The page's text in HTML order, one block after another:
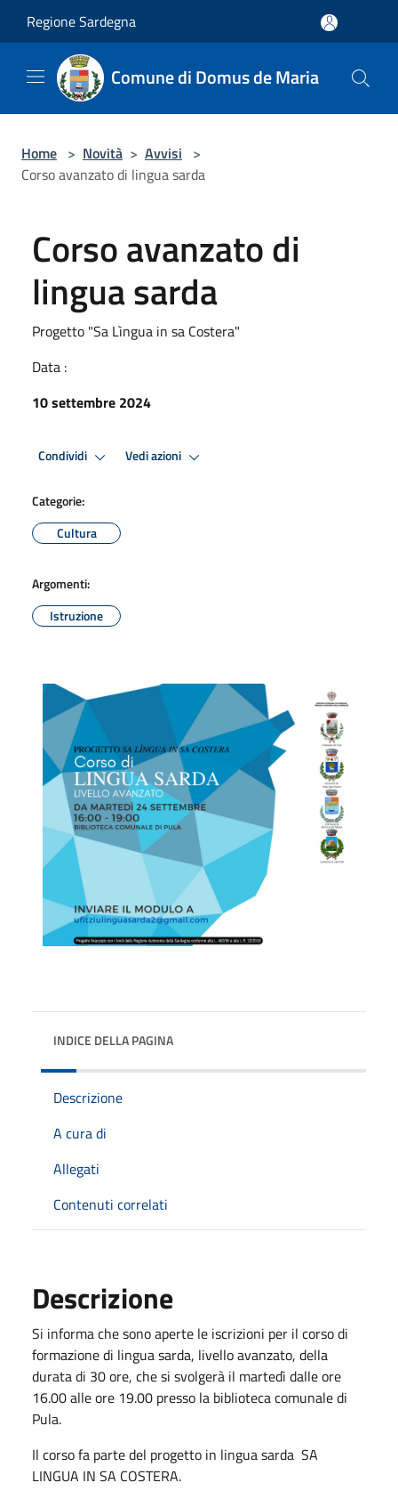
Regione Sardegna
Comune di Domus de Maria
Home > Novità > Avvisi >
Corso avanzato di lingua sarda
Corso avanzato di
lingua sarda
Progetto "Sa Lìngua in sa Costera"
Data :
10 settembre 2024
Condividi Vedi azioni
Categorie:
Cultura
Argomenti:
Istruzione
INDICE DELLA PAGINA
Descrizione
A cura di
Allegati
Contenuti correlati
Descrizione
Si informa che sono aperte le iscrizioni per il corso di
formazione di lingua sarda, livello avanzato, della
durata di 30 ore, che si svolgerà il martedì dalle ore
16.00 alle ore 19.00 presso la biblioteca comunale di
Pula.
Il corso fa parte del progetto in lingua sarda SA
LINGUA IN SA COSTERA.